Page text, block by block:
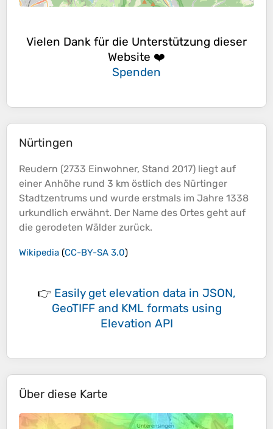
Vielen Dank für die Unterstützung dieser
Website ❤️
Spenden
Nürtingen
Reudern (2733 Einwohner, Stand 2017) liegt auf
einer Anhöhe rund 3 km östlich des Nürtinger
Stadtzentrums und wurde erstmals im Jahre 1338
urkundlich erwähnt. Der Name des Ortes geht auf
die gerodeten Wälder zurück.
Wikipedia (CC-BY-SA 3.0)
👉 Easily get elevation data in JSON,
GeoTIFF and KML formats using
Elevation API
Über diese Karte